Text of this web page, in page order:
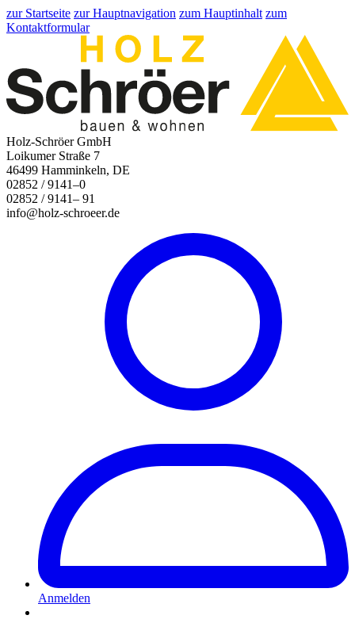
zur Startseite zur Hauptnavigation zum Hauptinhalt zum
Kontaktformular
Holz-Schröer GmbH
Loikumer Straße 7
46499 Hamminkeln, DE
02852 / 9141–0
02852 / 9141– 91
info@holz-schroeer.de
Anmelden